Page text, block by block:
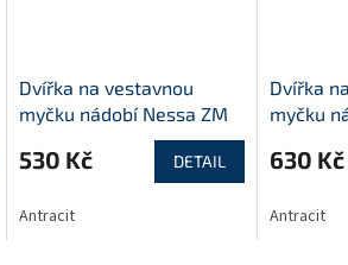
Dvířka na vestavnou
myčku nádobí Nessa ZM
530 Kč DETAIL
Antracit
Dvířka
myčku
630 Kč
Antracit